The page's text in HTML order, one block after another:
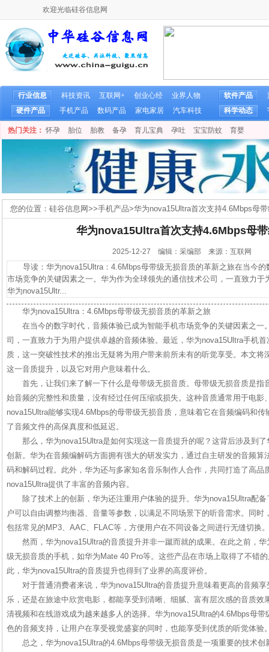
欢迎光临硅谷信息网
行业信息 科技资讯 互联网+ 创业心经
业界人物
硬件产品
手机产品 数码产品 家电家居 汽车科技
软件产品
科学动态
热门关注： 怀孕 胎位 胎教 备孕 育儿宝典 孕吐 宝宝防蚊 育婴
您的位置： 硅谷信息网>>手机产品>华为nova15Ultra首次支持4.6Mbps母
华为nova15Ultra首次支持4.6Mbps母
2025-12-27 编辑：采编部 来源：互联网
导读：华为nova15Ultra：4.6Mbps母带级无损音质的革新之旅在当今的
市场竞争的关键因素之一。华为作为全球领先的通信技术公司，一直致力
华为nova15Ultr...
华为nova15Ultra：4.6Mbps母带级无损音质的革新之旅
在当今的数字时代，音频体验已成为智能手机市场竞争的关键因素之一
司，一直致力于为用户提供卓越的音频体验。最近，华为nova15Ultra手机
质，这一突破性技术的推出无疑将为用户带来前所未有的听觉享受。本文将
这一音质提升，以及它对用户意味着什么。
首先，让我们来了解一下什么是母带级无损音质。母带级无损音质是指
始音频的完整性和质量，没有经过任何压缩或损失。这种音质通常用于电影
nova15Ultra能够实现4.6Mbps的母带级无损音质，意味着它在音频编码和
了音频文件的高保真度和低延迟。
那么，华为nova15Ultra是如何实现这一音质提升的呢？这背后涉及到
创新。华为在音频编解码方面拥有强大的研发实力，通过自主研发的音频算
码和解码过程。此外，华为还与多家知名音乐制作人合作，共同打造了高品
nova15Ultra提供了丰富的音频内容。
除了技术上的创新，华为还注重用户体验的提升。华为nova15Ultra配
户可以自由调整均衡器、音量等参数，以满足不同场景下的听音需求。同时
包括常见的MP3、AAC、FLAC等，方便用户在不同设备之间进行无缝切换。
然而，华为nova15Ultra的音质提升并非一蹴而就的成果。在此之前，
级无损音质的手机，如华为Mate 40 Pro等。这些产品在市场上取得了不错
此，华为nova15Ultra的音质提升也得到了业界的高度评价。
对于普通消费者来说，华为nova15Ultra的音质提升意味着更高的音频
乐，还是在旅途中欣赏电影，都能享受到清晰、细腻、富有层次感的音质效
清视频和在线游戏成为越来越多人的选择。华为nova15Ultra的4.6Mbps母
色的音频支持，让用户在享受视觉盛宴的同时，也能享受到优质的听觉体验
总之，华为nova15Ultra的4.6Mbps母带级无损音质是一项重要的技术